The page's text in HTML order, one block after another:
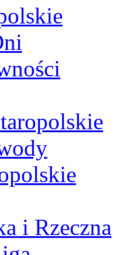
i Rzeczna